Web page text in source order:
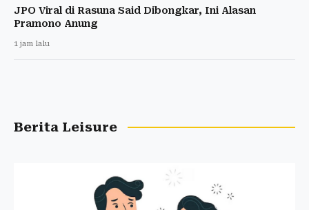
JPO Viral di Rasuna Said Dibongkar, Ini Alasan
Pramono Anung
1 jam lalu
Berita Leisure